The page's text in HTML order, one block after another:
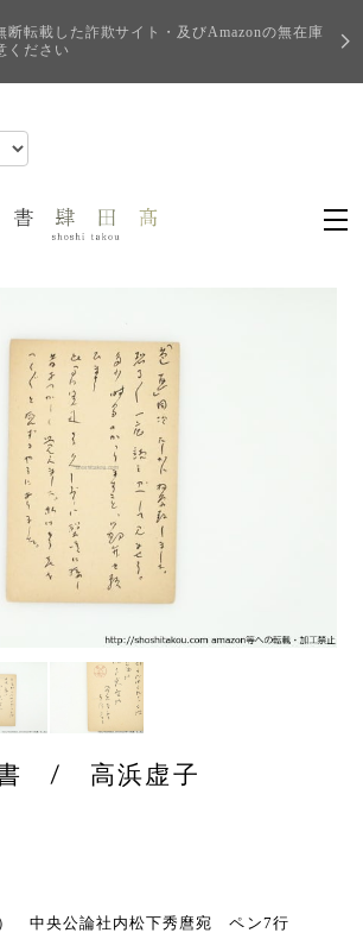
断転載した詐欺サイト・及びAmazonの無在庫
ください
書 / 高浜虚子
） 中央公論社内松下秀麿宛 ペン7行